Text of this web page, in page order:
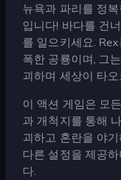
뉴욕과 파리를 정
입니다! 바다를 건
를 일으키세요.
폭한 공룡이며, 그
괴하며 세상이 타
이 액션 게임은 모
과 개척지를 통해
괴하고 혼란을 야
다른 설정을 제공
다.